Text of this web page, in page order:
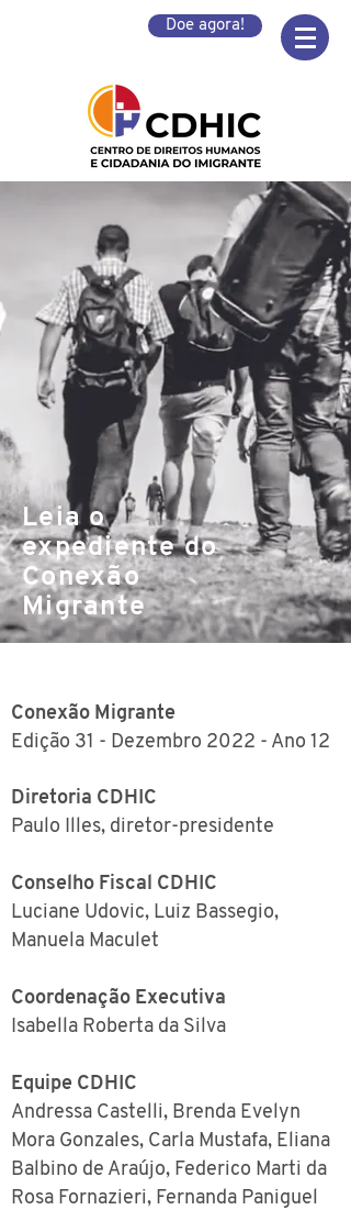
Doe agora!
Leia o
expediente do
Conexão
Migrante
Conexão Migrante
Edição 31 - Dezembro 2022 - Ano 12
Diretoria CDHIC
Paulo Illes, diretor-presidente
Conselho Fiscal CDHIC
Luciane Udovic, Luiz Bassegio,
Manuela Maculet
Coordenação Executiva
Isabella Roberta da Silva
Equipe CDHIC
Andressa Castelli, Brenda Evelyn
Mora Gonzales, Carla Mustafa, Eliana
Balbino de Araújo, Federico Marti da
Rosa Fornazieri, Fernanda Paniguel